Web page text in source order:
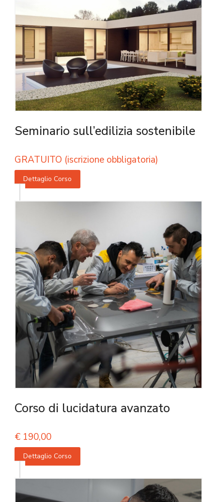
Seminario sull’edilizia sostenibile
GRATUITO (iscrizione obbligatoria)
Dettaglio Corso
Corso di lucidatura avanzato
€ 190,00
Dettaglio Corso